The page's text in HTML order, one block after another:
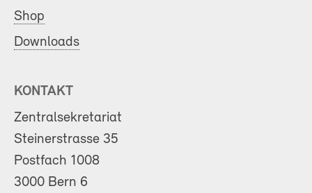
Shop
Downloads
KONTAKT
Zentralsekretariat
Steinerstrasse 35
Postfach 1008
3000 Bern 6